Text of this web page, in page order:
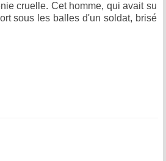
cruelle. Cet homme, qui avait su
sous les balles d'un soldat, brisé